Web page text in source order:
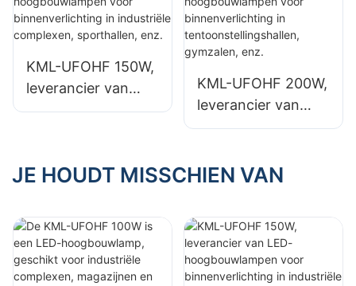
magazijnen en
andere
oepassingen.
complexen,
magazijnen en
andere
binnenverlichtingst
oepassingen.
KML-UFOHF 150W,
leverancier van
LED-
binnenverlichting in
complexen,
sporthallen, enz.
KML-UFOHF 200W,
leverancier van
LED-
voor
tentoonstellingshall
en, gymzalen, enz.
JE HOUDT MISSCHIEN VAN